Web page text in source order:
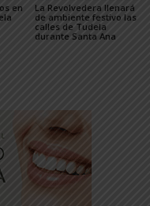
en
La Revolvedera llenará
de ambiente festivo las
calles de Tudela
durante Santa Ana